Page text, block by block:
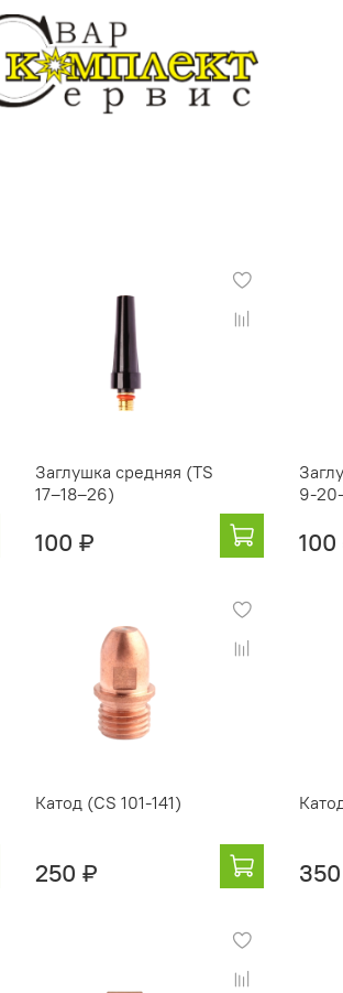
Заглушка средняя (TS
17–18–26)
100 ₽
9-
Катод (CS 101-141)
250 ₽